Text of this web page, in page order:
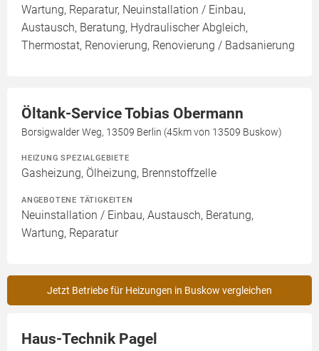
Wartung, Reparatur, Neuinstallation / Einbau,
Austausch, Beratung, Hydraulischer Abgleich,
Thermostat, Renovierung, Renovierung / Badsanierung
Öltank-Service Tobias Obermann
Borsigwalder Weg, 13509 Berlin (45km von 13509 Buskow)
HEIZUNG SPEZIALGEBIETE
Gasheizung, Ölheizung, Brennstoffzelle
ANGEBOTENE TÄTIGKEITEN
Neuinstallation / Einbau, Austausch, Beratung,
Wartung, Reparatur
Jetzt Betriebe für Heizungen in Buskow vergleichen
Haus-Technik Pagel